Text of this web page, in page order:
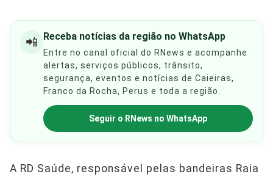
📲 Receba notícias da região no WhatsApp
Entre no canal oficial do RNews e acompanhe
alertas, serviços públicos, trânsito,
segurança, eventos e notícias de Caieiras,
Franco da Rocha, Perus e toda a região.
Seguir o RNews no WhatsApp
A RD Saúde, responsável pelas bandeiras Raia